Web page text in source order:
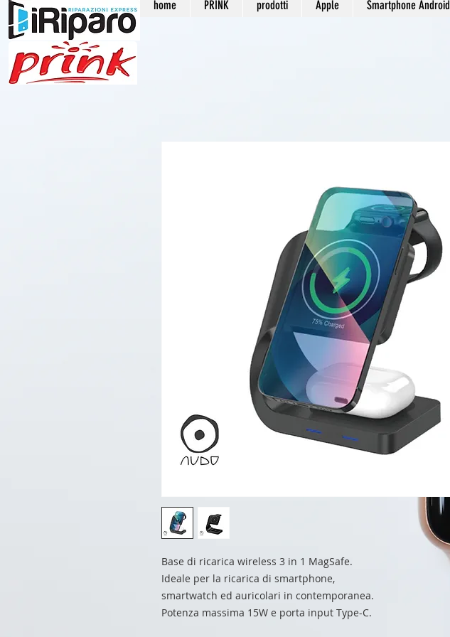
home PRINK prodotti Apple Smartphone Android
Base di ricarica wireless 3 in 1 MagSafe.
Ideale per la ricarica di smartphone,
smartwatch ed auricolari in contemporanea.
Potenza massima 15W e porta input Type-C.